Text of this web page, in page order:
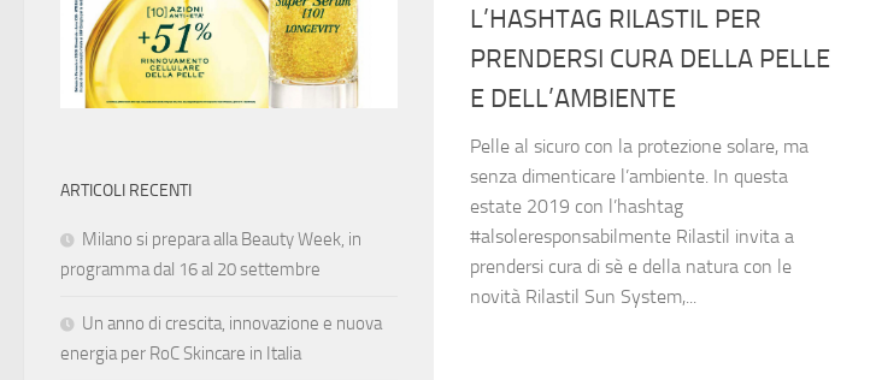
L’HASHTAG RILASTIL PER
PRENDERSI CURA DELLA PELLE
E DELL’AMBIENTE
Pelle al sicuro con la protezione solare, ma
senza dimenticare l’ambiente. In questa
estate 2019 con l’hashtag
#alsoleresponsabilmente Rilastil invita a
prendersi cura di sè e della natura con le
novità Rilastil Sun System,...
ARTICOLI RECENTI
Milano si prepara alla Beauty Week, in
programma dal 16 al 20 settembre
Un anno di crescita, innovazione e nuova
energia per RoC Skincare in Italia